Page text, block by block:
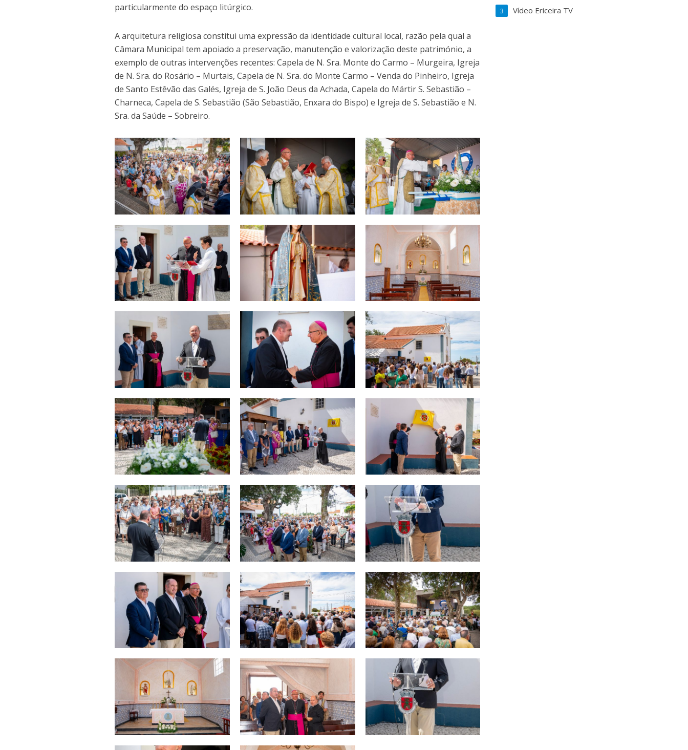
particularmente do espaço litúrgico.
A arquitetura religiosa constitui uma expressão da identidade cultural local, razão pela qual a
Câmara Municipal tem apoiado a preservação, manutenção e valorização deste património, a
exemplo de outras intervenções recentes: Capela de N. Sra. Monte do Carmo – Murgeira, Igreja
de N. Sra. do Rosário – Murtais, Capela de N. Sra. do Monte Carmo – Venda do Pinheiro, Igreja
de Santo Estêvão das Galés, Igreja de S. João Deus da Achada, Capela do Mártir S. Sebastião –
Charneca, Capela de S. Sebastião (São Sebastião, Enxara do Bispo) e Igreja de S. Sebastião e N.
Sra. da Saúde – Sobreiro.
Vídeo Ericeira TV
3